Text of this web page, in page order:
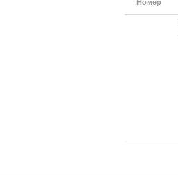
Номер
маршрута